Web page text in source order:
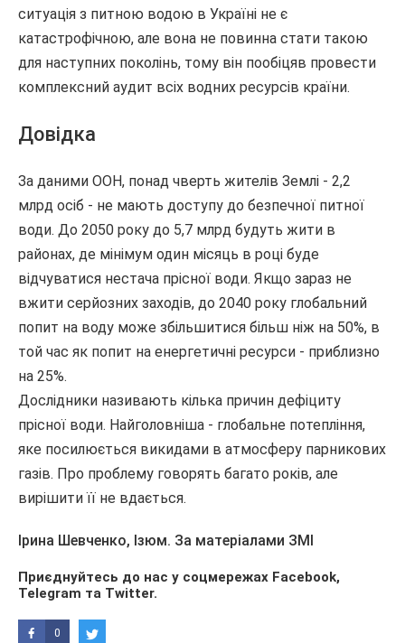
ситуація з питною водою в Україні не є
катастрофічною, але вона не повинна стати такою
для наступних поколінь, тому він пообіцяв провести
комплексний аудит всіх водних ресурсів країни.
Довідка
За даними ООН, понад чверть жителів Землі - 2,2
млрд осіб - не мають доступу до безпечної питної
води. До 2050 року до 5,7 млрд будуть жити в
районах, де мінімум один місяць в році буде
відчуватися нестача прісної води. Якщо зараз не
вжити серйозних заходів, до 2040 року глобальний
попит на воду може збільшитися більш ніж на 50%, в
той час як попит на енергетичні ресурси - приблизно
на 25%.
Дослідники називають кілька причин дефіциту
прісної води. Найголовніша - глобальне потепління,
яке посилюється викидами в атмосферу парникових
газів. Про проблему говорять багато років, але
вирішити її не вдається.
Ірина Шевченко, Ізюм. За матеріалами ЗМІ
Приєднуйтесь до нас у соцмережах Facebook,
Telegram та Twitter.
0